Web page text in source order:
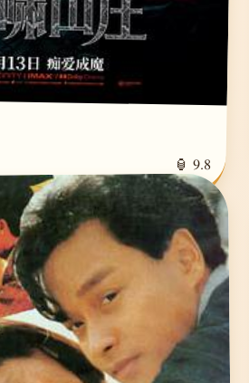
🏮 9.8